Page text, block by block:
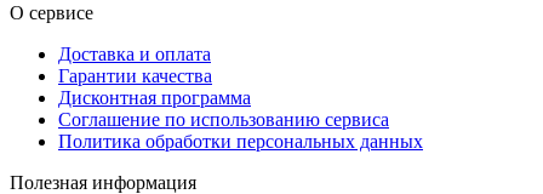
О сервисе
Доставка и оплата
Гарантии качества
Дисконтная программа
Соглашение по использованию сервиса
Политика обработки персональных данных
Полезная информация